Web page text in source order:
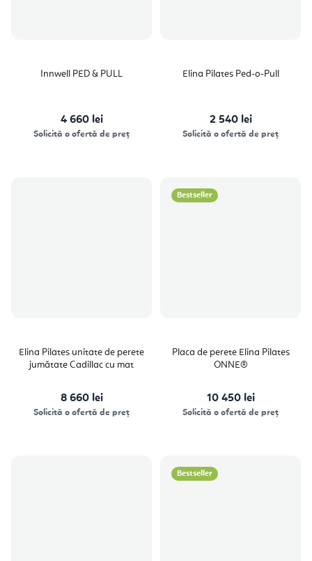
Innwell PED & PULL
4 660 lei
Solicită o ofertă de preț
Elina Pilates Ped-o-Pull
2 540 lei
Solicită o ofertă de preț
Elina Pilates unitate de perete
jumătate Cadillac cu mat
8 660 lei
Solicită o ofertă de preț
Bestseller
Placa de perete Elina Pilates
ONNE®
10 450 lei
Solicită o ofertă de preț
Bestseller